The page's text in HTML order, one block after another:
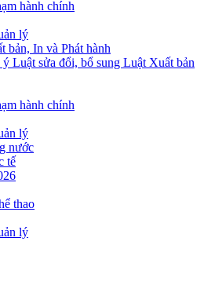
hành chính
lý
bản, In và Phát hành
Luật sửa đổi, bổ sung Luật Xuất bản
hành chính
lý
nước
tế
thao
lý